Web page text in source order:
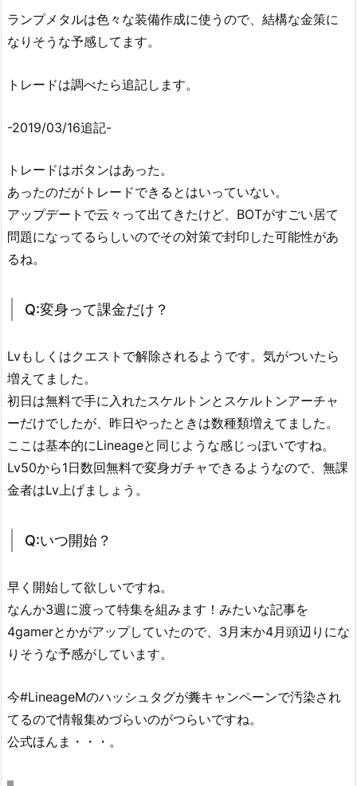
ランプメタルは色々な装備作成に使うので、結構な金策に
なりそうな予感してます。
トレードは調べたら追記します。
-2019/03/16追記-
トレードはボタンはあった。
あったのだがトレードできるとはいっていない。
アップデートで云々って出てきたけど、BOTがすごい居て
問題になってるらしいのでその対策で封印した可能性があ
るね。
Q:変身って課金だけ？
Lvもしくはクエストで解除されるようです。気がついたら
増えてました。
初日は無料で手に入れたスケルトンとスケルトンアーチャ
ーだけでしたが、昨日やったときは数種類増えてました。
ここは基本的にLineageと同じような感じっぽいですね。
Lv50から1日数回無料で変身ガチャできるようなので、無課
金者はLv上げましょう。
Q:いつ開始？
早く開始して欲しいですね。
なんか3週に渡って特集を組みます！みたいな記事を
4gamerとかがアップしていたので、3月末か4月頭辺りにな
りそうな予感がしています。
今#LineageMのハッシュタグが糞キャンペーンで汚染され
てるので情報集めづらいのがつらいですね。
公式ほんま・・・。